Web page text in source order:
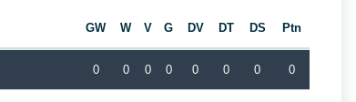
GW W V G DV DT DS Ptn
0 0 0 0 0 0 0 0